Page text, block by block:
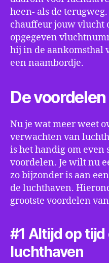
heen- als de
chauffeur jouw vlucht
opgegeven
hij in de aankomsthal
een naambordje.
De
Nu je wat meer weet
verwachten van
is het handig om even
voordelen. Je wilt nu
zo bijzonder is aan
de luchthaven.
grootste voordelen
#1 Altijd op tijd
luchthaven